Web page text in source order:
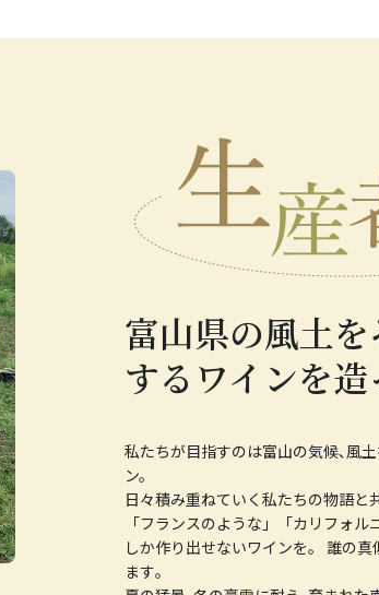
富山県の風土
するワインを造
私たちが目指すのは富山の気候､風
ン。
日々積み重ねていく私たちの物語と
「フランスのような」「カリフォ
しか作り出せないワインを。 誰の
ます｡